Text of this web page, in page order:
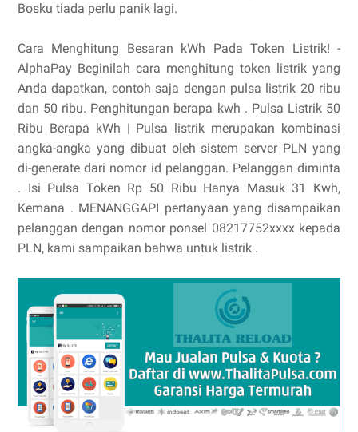
Bosku tiada perlu panik lagi.
Cara Menghitung Besaran kWh Pada Token Listrik! -
AlphaPay Beginilah cara menghitung token listrik yang
Anda dapatkan, contoh saja dengan pulsa listrik 20 ribu
dan 50 ribu. Penghitungan berapa kwh . Pulsa Listrik 50
Ribu Berapa kWh | Pulsa listrik merupakan kombinasi
angka-angka yang dibuat oleh sistem server PLN yang
di-generate dari nomor id pelanggan. Pelanggan diminta
. Isi Pulsa Token Rp 50 Ribu Hanya Masuk 31 Kwh,
Kemana . MENANGGAPI pertanyaan yang disampaikan
pelanggan dengan nomor ponsel 08217752xxxx kepada
PLN, kami sampaikan bahwa untuk listrik .